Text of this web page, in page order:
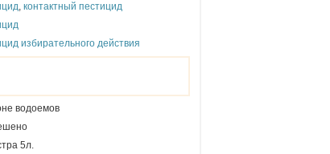
, контактный пестицид
избирательного действия
водоемов
5л.